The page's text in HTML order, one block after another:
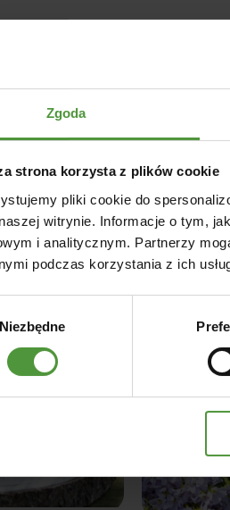
Zgoda
strona korzysta z plików cookie
pliki cookie do
witrynie. Informacje o tym,
i analitycznym. Partnerzy
podczas korzystania z ich
Niezbędne